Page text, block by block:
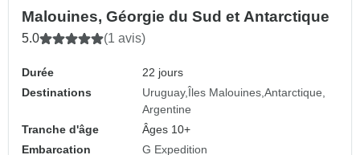
Malouines, Géorgie du Sud et Antarctique
5.0 (1 avis)
Durée
22 jours
Destinations
Uruguay Îles Malouines Antarctique
Argentine
Tranche d'âge
Âges 10+
Embarcation
G Expedition